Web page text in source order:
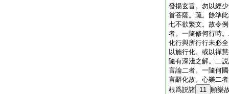
發揚玄旨。勿以經
首菩薩。疏。餘準
七不欲繁文。故令
者。一隨修何行時
化行與所行行未必
以施行化。或以禪
隨有深淺之解。二
言論二者。一隨何
言辭化故。心樂二
根爲説諸 11 願樂